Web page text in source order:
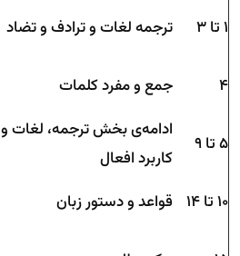
۱ تا ۳ ترجمه لغات و ترادف و تضاد
۴
جمع و مفرد کلمات
۵ تا ۹
ادامه‌ی بخش ترجمه، لغات و
کاربرد افعال
۱۰ تا ۱۴ قواعد و دستور زبان